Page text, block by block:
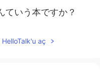
ていう本ですか？
aç